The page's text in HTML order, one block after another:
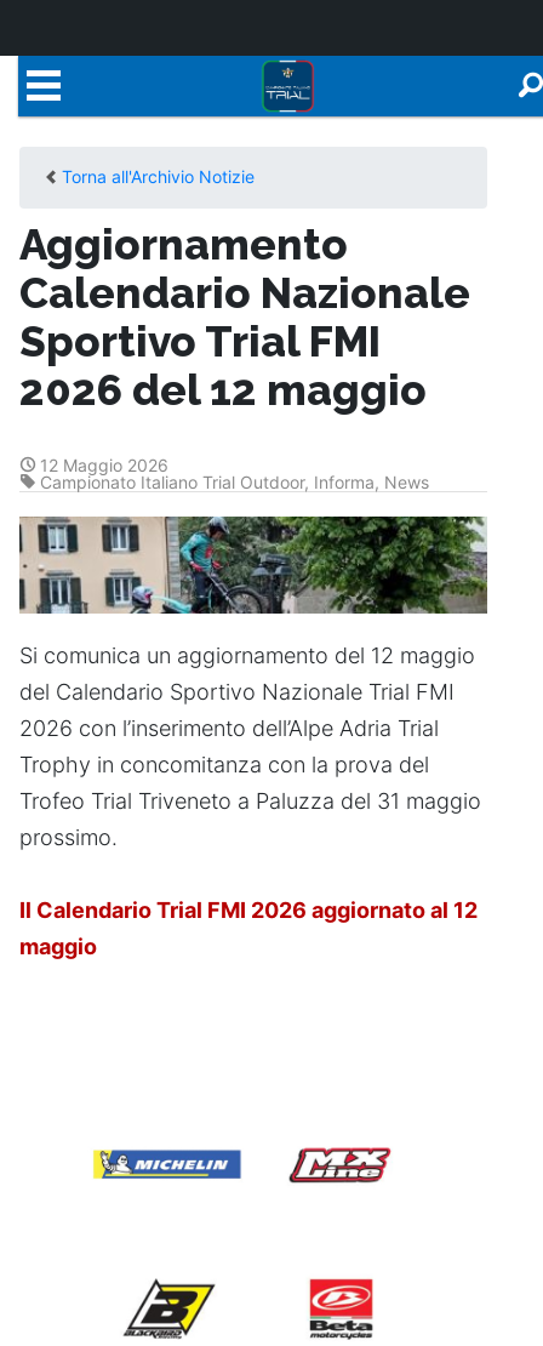
Torna all'Archivio Notizie
Aggiornamento
Calendario Nazionale
Sportivo Trial FMI
2026 del 12 maggio
12 Maggio 2026
Campionato Italiano Trial Outdoor, Informa, News
Si comunica un aggiornamento del 12 maggio
del Calendario Sportivo Nazionale Trial FMI
2026 con l’inserimento dell’Alpe Adria Trial
Trophy in concomitanza con la prova del
Trofeo Trial Triveneto a Paluzza del 31 maggio
prossimo.
Il Calendario Trial FMI 2026 aggiornato al 12
maggio